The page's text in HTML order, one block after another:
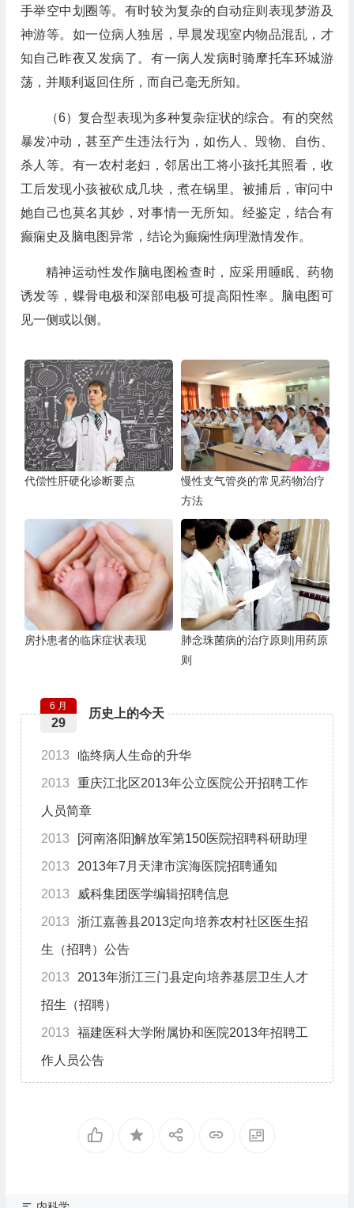
手举空中划圈等。有时较为复杂的自动症则表现梦游及
神游等。如一位病人独居，早晨发现室内物品混乱，才
知自己昨夜又发病了。有一病人发病时骑摩托车环城游
荡，并顺利返回住所，而自己毫无所知。
（6）复合型表现为多种复杂症状的综合。有的突然
暴发冲动，甚至产生违法行为，如伤人、毁物、自伤、
杀人等。有一农村老妇，邻居出工将小孩托其照看，收
工后发现小孩被砍成几块，煮在锅里。被捕后，审问中
她自己也莫名其妙，对事情一无所知。经鉴定，结合有
癫痫史及脑电图异常，结论为癫痫性病理激情发作。
精神运动性发作脑电图检查时，应采用睡眠、药物
诱发等，蝶骨电极和深部电极可提高阳性率。脑电图可
见一侧或以侧。
代偿性肝硬化诊断要点
慢性支气管炎的常见药物治疗
方法
房扑患者的临床症状表现
肺念珠菌病的治疗原则|用药原
则
历史上的今天
6 月
29
2013 临终病人生命的升华
2013 重庆江北区2013年公立医院公开招聘工作
人员简章
2013 [河南洛阳]解放军第150医院招聘科研助理
2013 2013年7月天津市滨海医院招聘通知
2013 威科集团医学编辑招聘信息
2013 浙江嘉善县2013定向培养农村社区医生招
生（招聘）公告
2013 2013年浙江三门县定向培养基层卫生人才
招生（招聘）
2013 福建医科大学附属协和医院2013年招聘工
作人员公告